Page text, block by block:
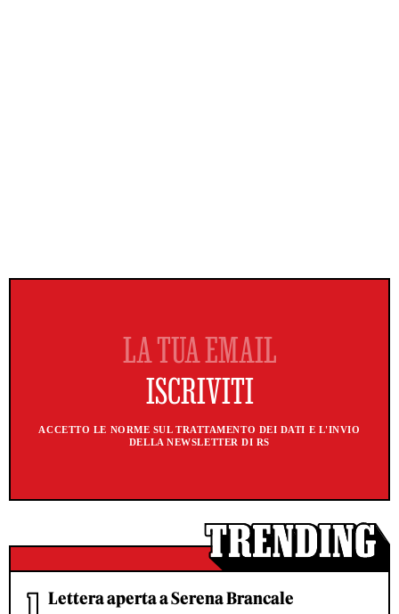
ACCETTO LE NORME SUL TRATTAMENTO DEI DATI E L'INVIO
DELLA NEWSLETTER DI RS
Lettera aperta a Serena Brancale